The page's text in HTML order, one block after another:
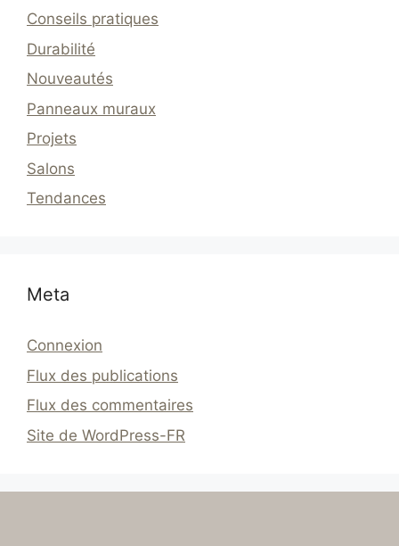
Conseils pratiques
Durabilité
Nouveautés
Panneaux muraux
Projets
Salons
Tendances
Meta
Connexion
Flux des publications
Flux des commentaires
Site de WordPress-FR